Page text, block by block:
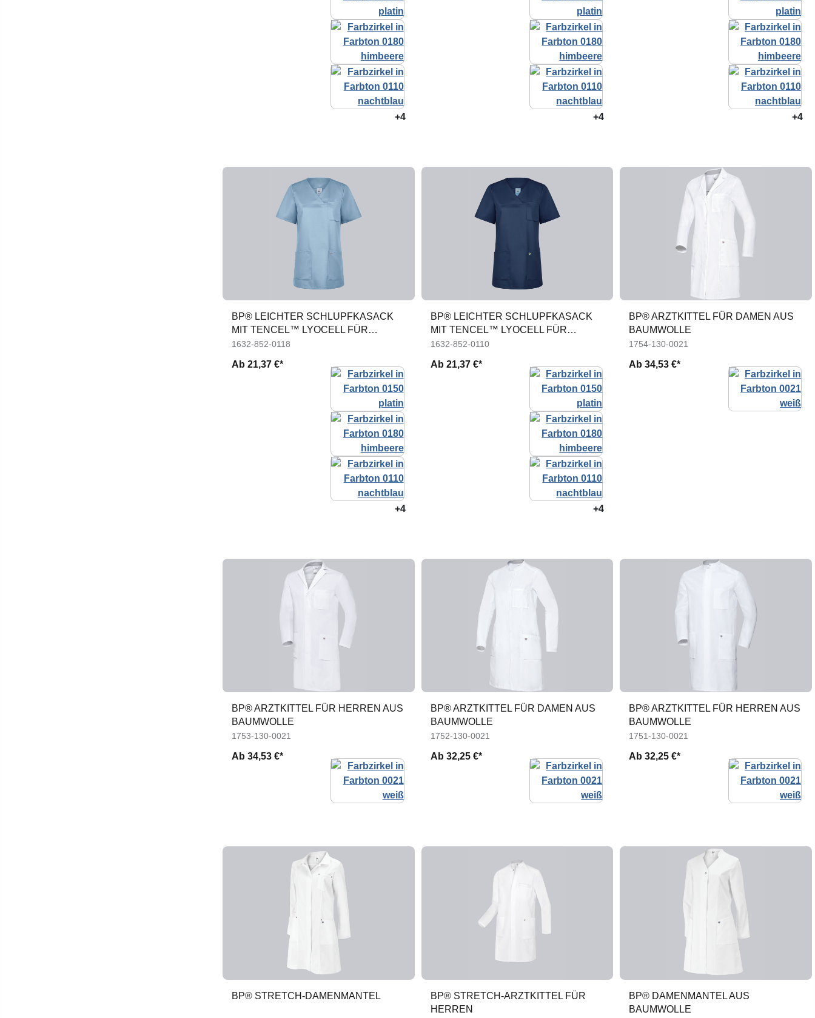
+4 +4 +4
BP® LEICHTER SCHLUPFKASACK
MIT TENCEL™ LYOCELL FÜR
DAMEN
1632-852-0118
Ab 21,37 €*
+4
BP® LEICHTER SCHLUPFKASACK
MIT TENCEL™ LYOCELL FÜR
DAMEN
1632-852-0110
Ab 21,37 €*
+4
BP® ARZTKITTEL FÜR DAMEN AUS
BAUMWOLLE
1754-130-0021
Ab34,53 €*
BP® ARZTKITTEL FÜR HERREN AUS
BAUMWOLLE
1753-130-0021
Ab 34,53 €*
BP® ARZTKITTEL FÜR DAMEN AUS
BAUMWOLLE
1752-130-0021
Ab 32,25 €*
BP® ARZTKITTEL FÜR HERREN AUS
BAUMWOLLE
1751-130-0021
Ab32,25 €*
BP® STRETCH-DAMENMANTEL
BP® STRETCH-ARZTKITTEL FÜR
HERREN
BP® DAMENMANTEL AUS
BAUMWOLLE